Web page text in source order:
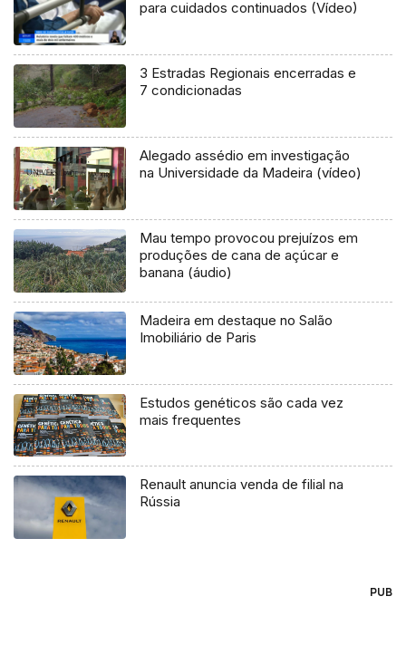
para cuidados continuados (Vídeo)
3 Estradas Regionais encerradas e
7 condicionadas
Alegado assédio em investigação
na Universidade da Madeira (vídeo)
Mau tempo provocou prejuízos em
produções de cana de açúcar e
banana (áudio)
Madeira em destaque no Salão
Imobiliário de Paris
Estudos genéticos são cada vez
mais frequentes
Renault anuncia venda de filial na
Rússia
PUB